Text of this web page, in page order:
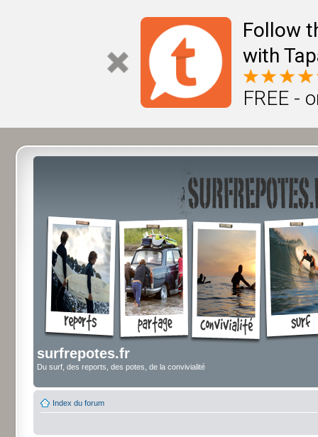
Follow
with
FREE -
surfrepotes.fr
Du surf, des reports, des potes, de la convivialité
Index du forum